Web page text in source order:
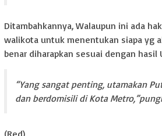
Ditambahkannya, Walaupun ini ada
walikota untuk menentukan siapa yg
benar diharapkan sesuai dengan hasil
“Yang sangat penting, utamakan
dan berdomisili di Kota